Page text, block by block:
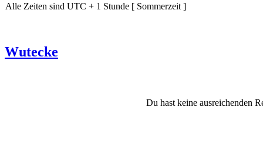
Alle Zeiten sind UTC + 1 Stunde [ Sommerzeit ]
Wutecke
Du hast keine ausreichenden